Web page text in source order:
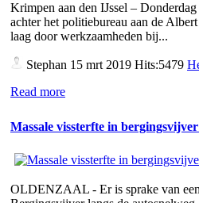
Krimpen aan den IJssel –
achter het politiebureau aan de
laag door werkzaamheden bij...
Stephan 15 mrt 2019 Hits:5479
Read more
Massale vissterfte in
OLDENZAAL - Er is sprake van